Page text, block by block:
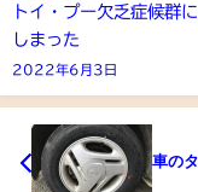
トイ・プー欠乏症候群
しまった
2022年6月3日
車の